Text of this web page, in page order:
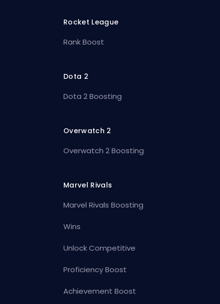
Rocket League
Rank Boost
Dota 2
Dota 2 Boosting
Overwatch 2
Overwatch 2 Boosting
Marvel Rivals
Marvel Rivals Boosting
Wins
Unlock Competitive
Proficiency Boost
Achievement Boost